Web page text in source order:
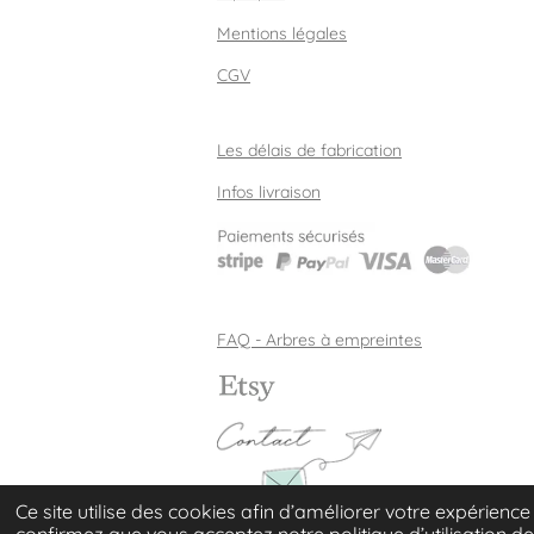
Ce site utilise des cookies afin d’améliorer votre
Mentions légales
CGV
Les délais de fabrication
Infos livraison
FAQ - Arbres à empreintes
© 2014 - 2026 Instantoile